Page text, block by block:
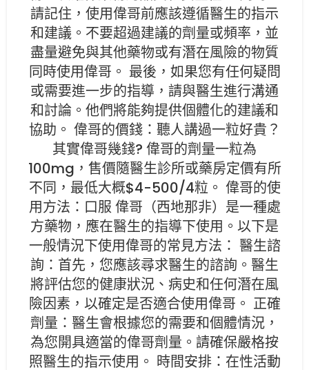
請記住，使用偉哥前應該遵循醫生的指示
和建議。不要超過建議的劑量或頻率，並
盡量避免與其他藥物或有潛在風險的物質
同時使用偉哥。 最後，如果您有任何疑問
或需要進一步的指導，請與醫生進行溝通
和討論。他們將能夠提供個體化的建議和
協助。 偉哥的價錢：聽人講過一粒好貴？
其實偉哥幾錢? 偉哥的劑量一粒為
100mg，售價隨醫生診所或藥房定價有所
不同，最低大概$4-500/4粒。 偉哥的使
用方法：口服 偉哥（西地那非）是一種處
方藥物，應在醫生的指導下使用。以下是
一般情況下使用偉哥的常見方法： 醫生諮
詢：首先，您應該尋求醫生的諮詢。醫生
將評估您的健康狀況、病史和任何潛在風
險因素，以確定是否適合使用偉哥。 正確
劑量：醫生會根據您的需要和個體情況，
為您開具適當的偉哥劑量。請確保嚴格按
照醫生的指示使用。 時間安排：在性活動